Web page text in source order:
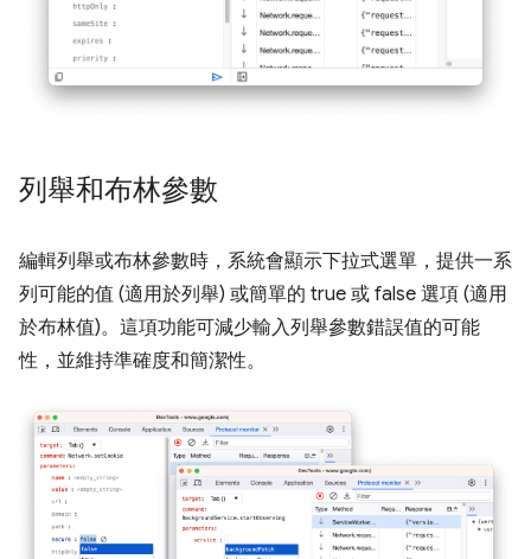
列舉和布林參數
編輯列舉或布林參數時，系統會顯示下拉式選單，提供一系
列可能的值 (適用於列舉) 或簡單的 true 或 false 選項 (適用
於布林值)。這項功能可減少輸入列舉參數錯誤值的可能
性，並維持準確度和簡潔性。